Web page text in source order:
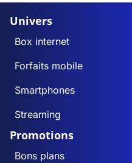
Univers
Box internet
Forfaits mobile
Smartphones
Streaming
Promotions
Bons plans